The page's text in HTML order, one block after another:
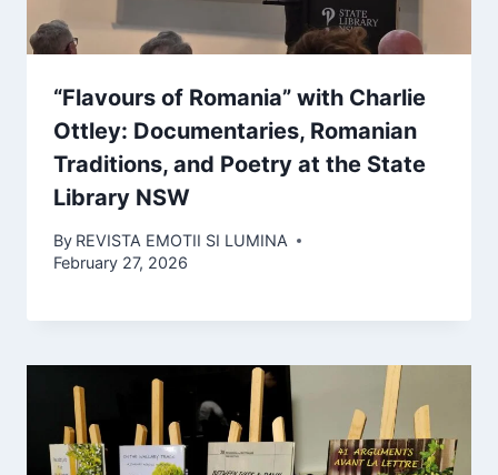
“Flavours of Romania” with Charlie
Ottley: Documentaries, Romanian
Traditions, and Poetry at the State
Library NSW
By REVISTA EMOTII SI LUMINA
February 27, 2026